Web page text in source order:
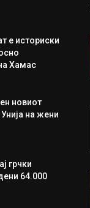
е историски
Хамас
новиот
на жени
грчки
64.000